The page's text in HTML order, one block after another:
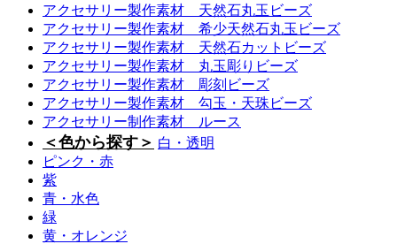
アクセサリー製作素材 天然石丸玉ビーズ
アクセサリー製作素材 希少天然石丸玉ビーズ
アクセサリー製作素材 天然石カットビーズ
アクセサリー製作素材 丸玉彫りビーズ
アクセサリー製作素材 彫刻ビーズ
アクセサリー製作素材 勾玉・天珠ビーズ
アクセサリー制作素材 ルース
＜色から探す＞ 白・透明
ピンク・赤
紫
青・水色
緑
黄・オレンジ